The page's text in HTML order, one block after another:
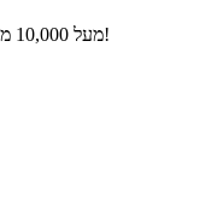
מעל 10,000 מוצרים ומאכלים במאגר עם ערכים תזונתיים!